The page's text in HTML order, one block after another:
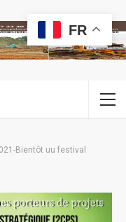
Bientôt uu festival
FR